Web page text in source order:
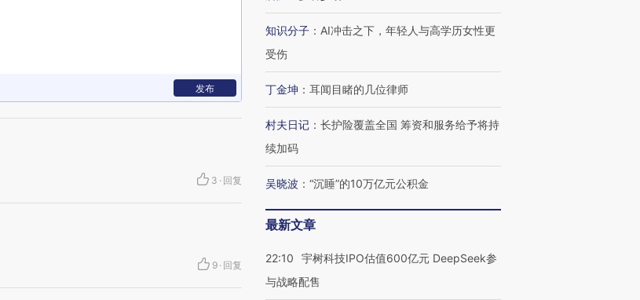
发布
3 · 回复
9 · 回复
知识分子 ： AI冲击之下，年轻人与高学历女性更
受伤
丁金坤 ： 耳闻目睹的几位律师
村夫日记 ： 长护险覆盖全国 筹资和服务给予将持
续加码
吴晓波 ： “沉睡”的10万亿元公积金
最新文章
22:10
宇树科技IPO估值600亿元 DeepSeek参
与战略配售